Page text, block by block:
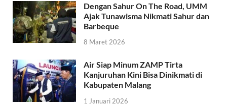
Dengan Sahur On The Road, UMM
Ajak Tunawisma Nikmati Sahur dan
Barbeque
8 Maret 2026
Air Siap Minum ZAMP Tirta
Kanjuruhan Kini Bisa Dinikmati di
Kabupaten Malang
1 Januari 2026